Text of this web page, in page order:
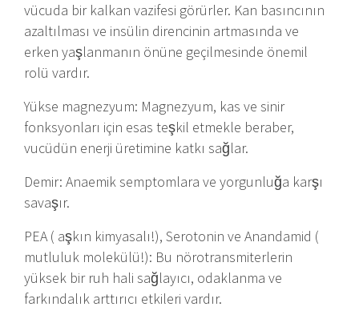
vücuda bir kalkan vazifesi görürler. Kan basıncının
azaltılması ve insülin direncinin artmasında ve
erken yaşlanmanın önüne geçilmesinde önemil
rolü vardır.
Yükse magnezyum: Magnezyum, kas ve sinir
fonksyonları için esas teşkil etmekle beraber,
vucüdün enerji üretimine katkı sağlar.
Demir: Anaemik semptomlara ve yorgunluğa karşı
savaşır.
PEA ( aşkın kimyasalı!), Serotonin ve Anandamid (
mutluluk molekülü!): Bu nörotransmiterlerin
yüksek bir ruh hali sağlayıcı, odaklanma ve
farkındalık arttırıcı etkileri vardır.